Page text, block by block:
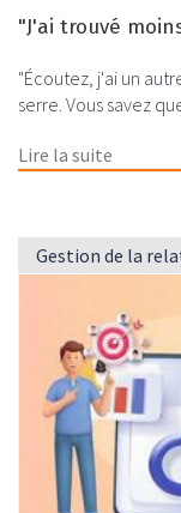
"J'ai trouvé
"Écoutez, j'ai un
serre. Vous savez
Lire la suite
Gestion de la